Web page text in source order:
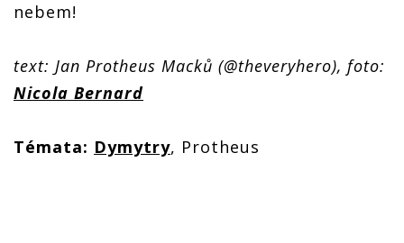
nebem!
text: Jan Protheus Macků (@theveryhero), foto:
Nicola Bernard
Témata: Dymytry, Protheus